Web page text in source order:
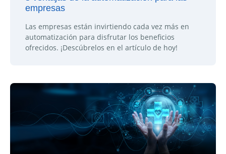
empresas
Las empresas están invirtiendo cada vez más en
automatización para disfrutar los beneficios
ofrecidos. ¡Descúbrelos en el artículo de hoy!